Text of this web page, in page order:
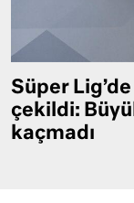
Süper
çekildi:
kaçmadı